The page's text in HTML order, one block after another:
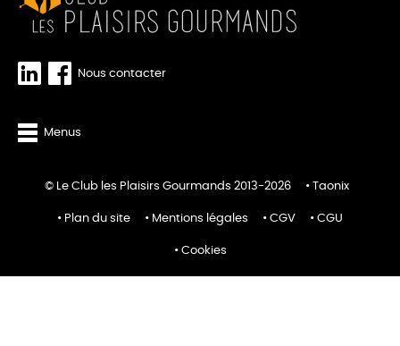
Nous contacter
Menus
© Le Club les Plaisirs Gourmands 2013-2026 Taonix
Plan du site Mentions légales CGV CGU
Cookies